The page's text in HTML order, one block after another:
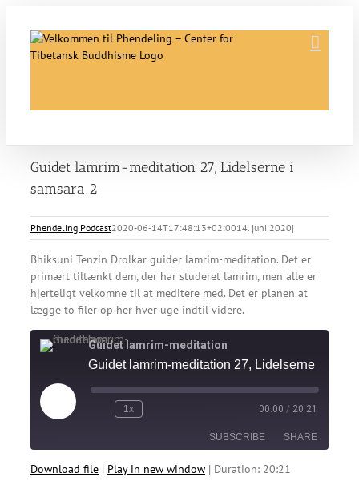
content
Guidet lamrim-meditation 27, Lidelserne i
samsara 2
Phendeling Podcast2020-06-14T17:48:13+02:0014. juni 2020|
Bhiksuni Tenzin Drolkar guider lamrim-meditation. Det er
primært tiltænkt dem, der har studeret lamrim, men alle er
hjerteligt velkomne til at meditere med. Det er planen at
lægge to filer op her hver uge indtil videre.
Guidet lamrim-meditation
Play
Episode
Rewind
1x
seconds
00:00 / 20:21
SUBSCRIBE SHARE
SHARE
Download file | Play in new window | Duration: 20:21